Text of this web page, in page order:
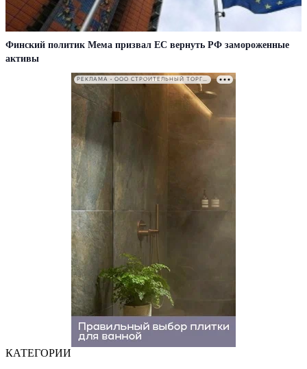
Финский политик Мема призвал ЕС вернуть РФ замороженные
активы
РЕКЛАМА • ООО СТРОИТЕЛЬНЫЙ ТОРГОВЫЙ ДОМ «ПЕТРОВИЧ». ИНН: 7802348846
КАТЕГОРИИ